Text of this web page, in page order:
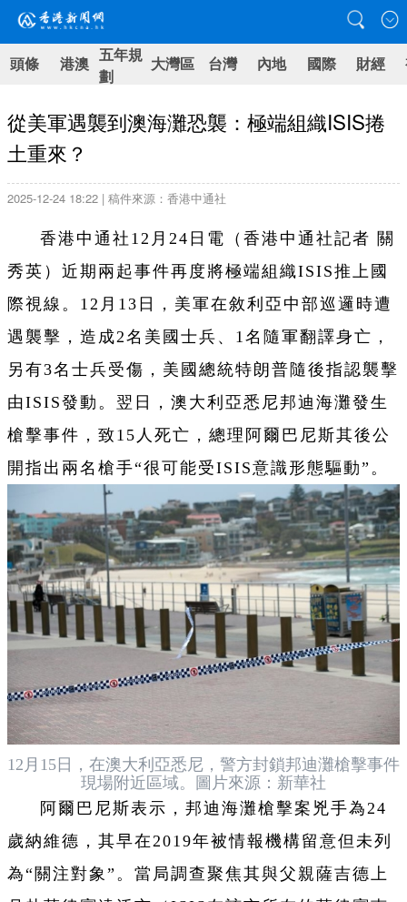
頭條 港澳 五年規
劃
大灣區 台灣 內地 國際 財經
從美軍遇襲到澳海灘恐襲：極端組織ISIS捲
土重來？
2025-12-24 18:22 | 稿件來源：香港中通社
香港中通社12月24日電（ 香港中通社記者 關
秀英 ） 近期兩起事件再度將極端組織ISIS推上國
際視線。12月13日，美軍在敘利亞中部巡邏時遭
遇襲擊，造成2名美國士兵、1名隨軍翻譯身亡，
另有3名士兵受傷，美國總統特朗普隨後指認襲擊
由ISIS發動。翌日，澳大利亞悉尼邦迪海灘發生
槍擊事件，致15人死亡，總理阿爾巴尼斯其後公
開指出兩名槍手“很可能受ISIS意識形態驅動”。
12月15日，在澳大利亞悉尼，警方封鎖邦迪灘槍擊事件
現場附近區域。圖片來源：新華社
阿爾巴尼斯表示，邦迪海灘槍擊案兇手為24
歲納維德，其早在2019年被情報機構留意但未列
為“關注對象”。當局調查聚焦其與父親薩吉德上